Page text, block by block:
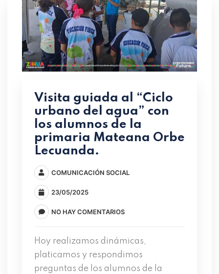
Visita guiada al “Ciclo
urbano del agua” con
los alumnos de la
primaria Mateana Orbe
Lecuanda.
COMUNICACIÓN SOCIAL
23/05/2025
NO HAY COMENTARIOS
Hoy realizamos dinámicas,
platicamos y respondimos
preguntas de los alumnos de la